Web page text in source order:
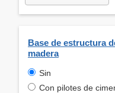
Base de estructura
madera
Sin
Con pilotes de